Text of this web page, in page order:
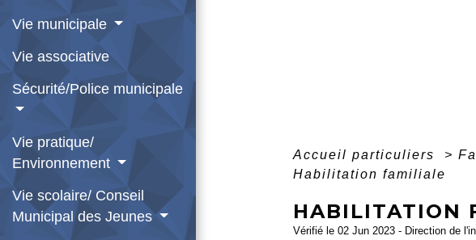
Vie municipale
Vie associative
Sécurité/Police municipale
Vie pratique/
Environnement
Vie scolaire/ Conseil
Municipal des Jeunes
Accueil particuliers >
Habilitation familiale
HABILITATION
Vérifié le 02 Jun 2023 - Direction de